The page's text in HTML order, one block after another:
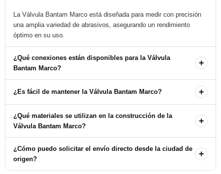
La Válvula Bantam Marco está diseñada para medir con precisión
una amplia variedad de abrasivos, asegurando un rendimiento
óptimo en su uso.
¿Qué conexiones están disponibles para la Válvula
Bantam Marco?
+
La Válvula Bantam Marco está disponible con conexiones de 1, 1-
¿Es fácil de mantener la Válvula Bantam Marco? +
Sí, la Válvula Bantam Marco tiene un diseño simple y fácil de usar,
lo que facilita su mantenimiento regular.
¿Qué materiales se utilizan en la construcción de la
Válvula Bantam Marco?
+
La válvula cuenta con un manguito interior reforzado y un pistón de
acero inoxidable tratado térmicamente, lo que garantiza durabilidad
y resistencia.
¿Cómo puedo solicitar el envío directo desde la ciudad de
origen?
+